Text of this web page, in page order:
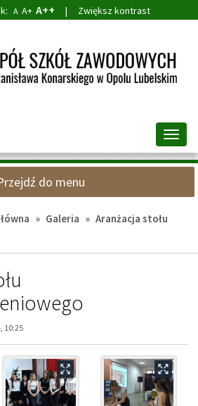
A A+ A++ | Zwiększ kontrast
do menu
» Galeria » Aranżacja stołu
10:25